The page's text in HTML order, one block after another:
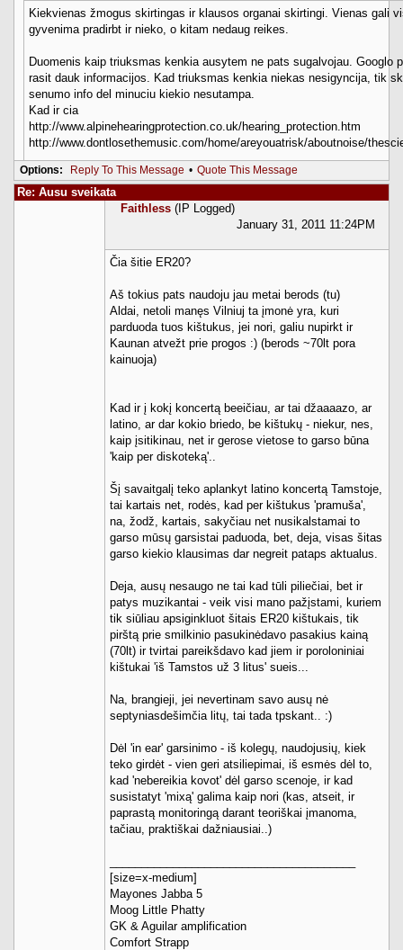
Kiekvienas žmogus skirtingas ir klausos organai skirtingi. Vienas gali
gyvenima pradirbt ir nieko, o kitam nedaug reikes.
Duomenis kaip triuksmas kenkia ausytem ne pats sugalvojau. Googlo
rasit dauk informacijos. Kad triuksmas kenkia niekas nesigyncija, tik
senumo info del minuciu kiekio nesutampa.
Kad ir cia
http://www.alpinehearingprotection.co.uk/hearing_protection.htm
http://www.dontlosethemusic.com/home/areyouatrisk/aboutnoise/
Options: Reply To This Message • Quote This Message
Re: Ausu sveikata
Faithless (IP Logged)
January 31, 2011 11:24PM
Čia šitie ER20?
Aš tokius pats naudoju jau metai berods (tu)
Aldai, netoli manęs Vilniuj ta įmonė yra, kuri
parduoda tuos kištukus, jei nori, galiu nupirkt ir
Kaunan atvežt prie progos :) (berods ~70lt pora
kainuoja)
Kad ir į kokį koncertą beeičiau, ar tai džaaaazo, ar
latino, ar dar kokio briedo, be kištukų - niekur, nes,
kaip įsitikinau, net ir gerose vietose to garso būna
'kaip per diskoteką'..
Šį savaitgalį teko aplankyt latino koncertą Tamstoje,
tai kartais net, rodės, kad per kištukus 'pramuša',
na, žodž, kartais, sakyčiau net nusikalstamai to
garso mūsų garsistai paduoda, bet, deja, visas šitas
garso kiekio klausimas dar negreit pataps aktualus.
Deja, ausų nesaugo ne tai kad tūli piliečiai, bet ir
patys muzikantai - veik visi mano pažįstami, kuriem
tik siūliau apsiginkluot šitais ER20 kištukais, tik
pirštą prie smilkinio pasukinėdavo pasakius kainą
(70lt) ir tvirtai pareikšdavo kad jiem ir poroloniniai
kištukai 'iš Tamstos už 3 litus' sueis...
Na, brangieji, jei nevertinam savo ausų nė
septyniasdešimčia litų, tai tada tpskant.. :)
Dėl 'in ear' garsinimo - iš kolegų, naudojusių, kiek
teko girdėt - vien geri atsiliepimai, iš esmės dėl to,
kad 'nebereikia kovot' dėl garso scenoje, ir kad
susistatyt 'mixą' galima kaip nori (kas, atseit, ir
paprastą monitoringą darant teoriškai įmanoma,
tačiau, praktiškai dažniausiai..)
[size=x-medium]
Mayones Jabba 5
Moog Little Phatty
GK & Aguilar amplification
Comfort Strapp